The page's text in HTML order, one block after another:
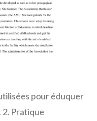
pour éduquer
2. Pratique